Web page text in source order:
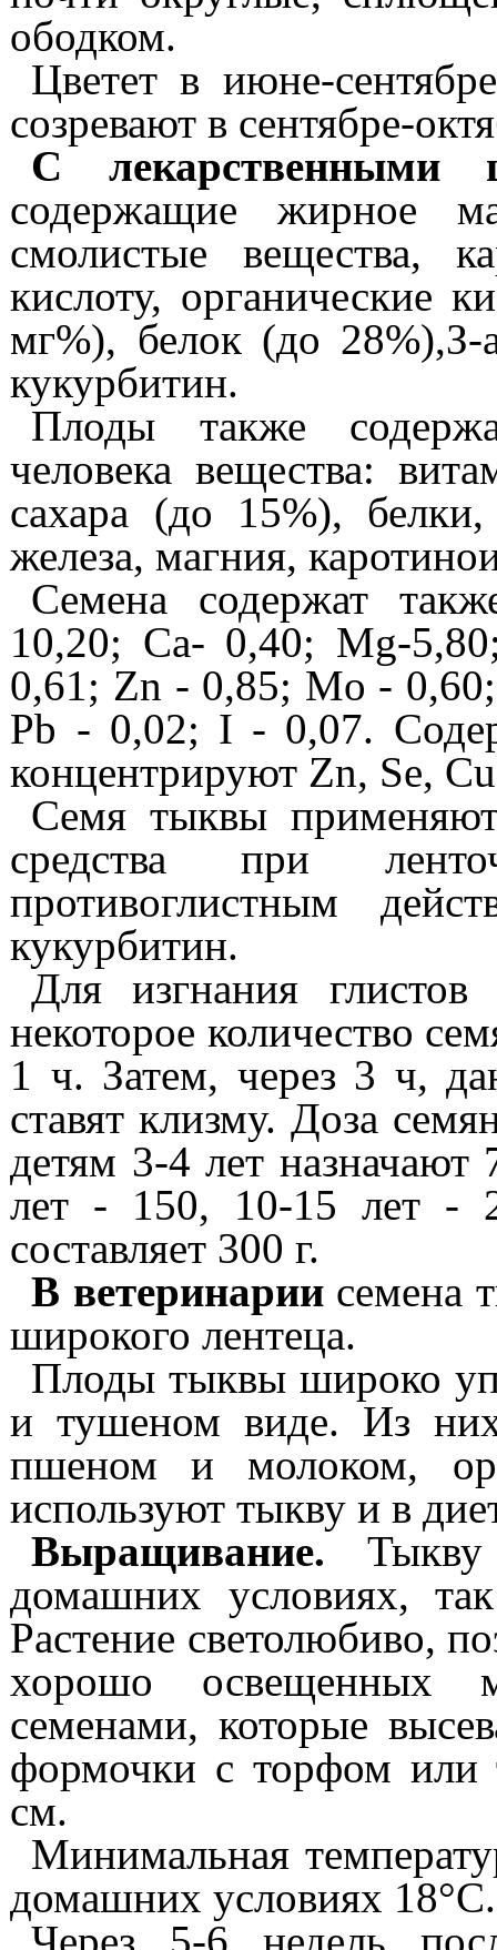
ободком.
Цветет в июне-
созревают в сентябре-
С лекарственными
содержащие жирное
смолистые вещества,
кислоту,
мг%), белок (до 28%),З-
кукурбитин.
Плодытакже
человека вещества:
сахара (до 15%),
железа, магния,
Семена содержат
10,20; Са- 0,40; Mg-
0,61; Zn - 0,85; Mo -
Pb - 0,02; I - 0,07.
концентрируют Zn, Se,
Семя тыквы
средства при
противоглистным
кукурбитин.
Для изгнания
некоторое количество
1 ч. Затем, через 3 ч,
ставят клизму. Доза
детям 3-4лет назначают
лет - 150, 10-15лет -
составляет 300 г.
В ветеринариисемена
широкого лентеца.
Плоды тыквы широко
и тушеном виде. Из
пшеном и молоком,
используют тыкву и в
Выращивание.
домашних условиях,
Растение светолюбиво,
хорошо освещенных
семенами, которые
формочки с торфом или
см.
Минимальная
домашних условиях 18°С.